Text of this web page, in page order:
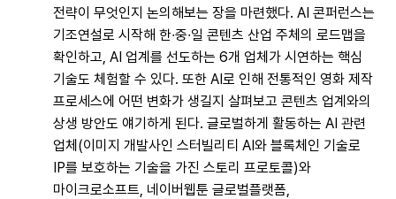
전략이 무엇인지 논의해보는 장을 마련했다. AI 콘퍼런스는
기조연설로 시작해 한∙중∙일 콘텐츠 산업 주체의 로드맵을
확인하고, AI 업계를 선도하는 6개 업체가 시연하는 핵심
기술도 체험할 수 있다. 또한 AI로 인해 전통적인 영화 제작
프로세스에 어떤 변화가 생길지 살펴보고 콘텐츠 업계와의
상생 방안도 얘기하게 된다. 글로벌하게 활동하는 AI 관련
업체(이미지 개발사인 스터빌리티 AI와 블록체인 기술로
IP를 보호하는 기술을 가진 스토리 프로토콜)와
마이크로소프트, 네이버웹툰 글로벌플랫폼,